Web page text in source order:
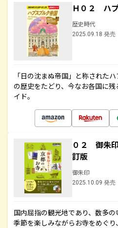
Ｈ０２ ハ
歴史時代
2025.09.18 発売
「日の沈まぬ帝国」と称された
の歴史をたどり、今なお各国に
イド。
０２ 御朱
訂版
御朱印
2025.10.09 発売
国内屈指の観光地であり、数多の
季節を楽しみながらお寺をめぐ